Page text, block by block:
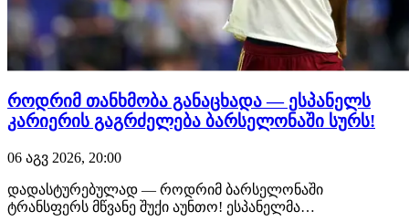
როდრიმ თანხმობა განაცხადა — ესპანელს
კარიერის გაგრძელება ბარსელონაში სურს!
06 აგვ 2026, 20:00
დადასტურებულად — როდრიმ ბარსელონაში
ტრანსფერს მწვანე შუქი აუნთო! ესპანელმა